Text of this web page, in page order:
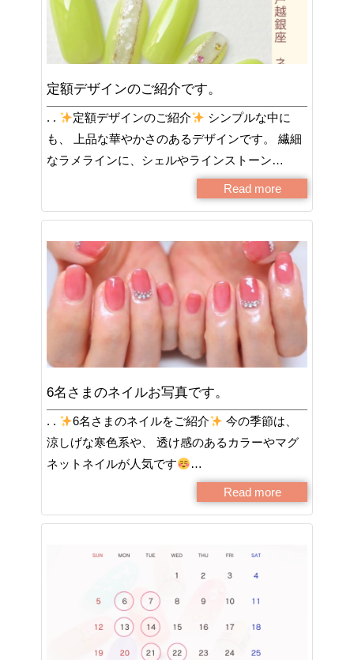
定額デザインのご紹介です。
. . 定額デザインのご紹介
シンプルな中に
も、 上品な華やかさのあるデザインです。 繊細
なラメラインに、シェルやラインストーン…
Read more
6名さまのネイルお写真です。
. . 6名さまのネイルをご紹介
今の季節は、
涼しげな寒色系や、 透け感のあるカラーやマグ
ネットネイルが人気です
…
Read more